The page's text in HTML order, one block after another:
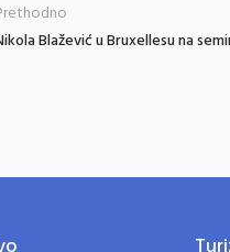
Blažević u Bruxellesu na